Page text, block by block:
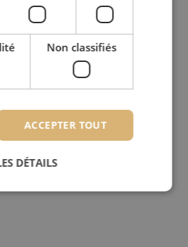
Non classifiés
ACCEPTER TOUT
DÉTAILS